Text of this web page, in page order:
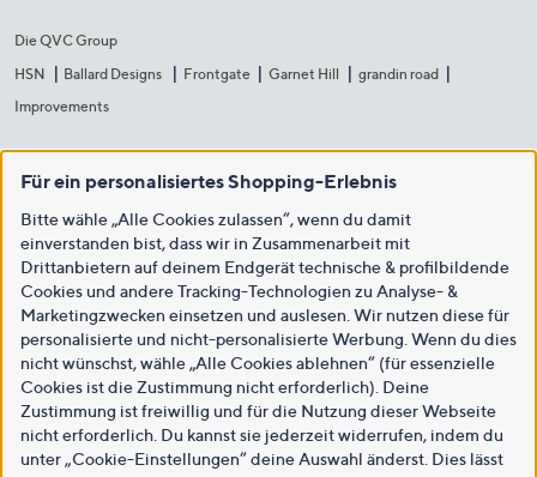
Die QVC Group
HSN
Ballard Designs Frontgate Garnet Hill
grandin road
Improvements
Für ein personalisiertes Shopping-Erlebnis
Bitte wähle „Alle Cookies zulassen“, wenn du damit
einverstanden bist, dass wir in Zusammenarbeit mit
Drittanbietern auf deinem Endgerät technische & profilbildende
Cookies und andere Tracking-Technologien zu Analyse- &
Marketingzwecken einsetzen und auslesen. Wir nutzen diese für
personalisierte und nicht-personalisierte Werbung. Wenn du dies
nicht wünschst, wähle „Alle Cookies ablehnen“ (für essenzielle
Cookies ist die Zustimmung nicht erforderlich). Deine
Zustimmung ist freiwillig und für die Nutzung dieser Webseite
nicht erforderlich. Du kannst sie jederzeit widerrufen, indem du
unter „Cookie-Einstellungen“ deine Auswahl änderst. Dies lässt